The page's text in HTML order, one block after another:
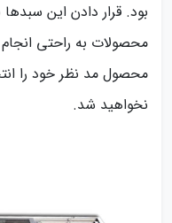
بود. قرار دادن این
محصولات به راحتی
محصول مد نظر خود را
نخواهید شد.